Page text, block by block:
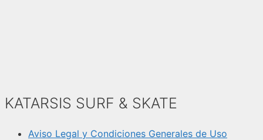
KATARSIS SURF & SKATE
Aviso Legal y Condiciones Generales de Uso